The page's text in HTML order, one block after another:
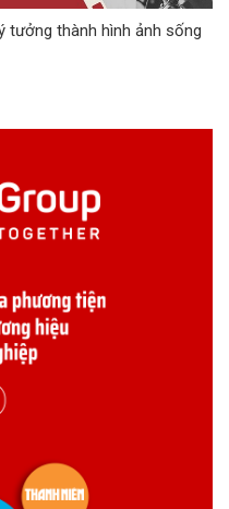
tưởng thành hình ảnh sống